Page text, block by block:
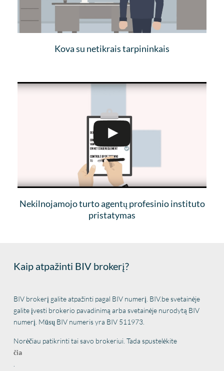
Kova su netikrais tarpininkais
Nekilnojamojo turto agentų profesinio instituto
pristatymas
Kaip atpažinti BIV brokerį?
BIV brokerį galite atpažinti pagal BIV numerį. BIV.be svetainėje
galite įvesti brokerio pavadinimą arba svetainėje nurodytą BIV
numerį. Mūsų BIV numeris yra BIV 511973.
Norėčiau patikrinti tai savo brokeriui. Tada spustelėkite
čia